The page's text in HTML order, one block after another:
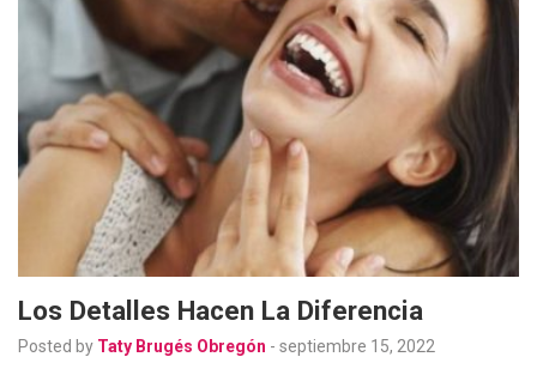
Los Detalles Hacen La Diferencia
Posted by Taty Brugés Obregón - septiembre 15, 2022